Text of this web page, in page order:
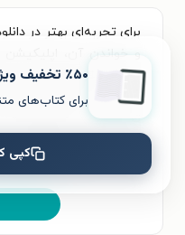
برای تجربه‌ای بهتر در
و خواندن آن،
کنید. در اپلیکیشن
کنید و لذت خواندن و
تجربه کنید. علاوه‌بر
قیمت هم فراهم است.
٪۵۰ تخفیف ویژۀ اولین خرید
برای کتاب‌های
کپی